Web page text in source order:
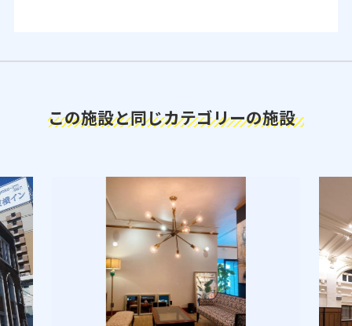
この施設と同じカテゴリーの施設